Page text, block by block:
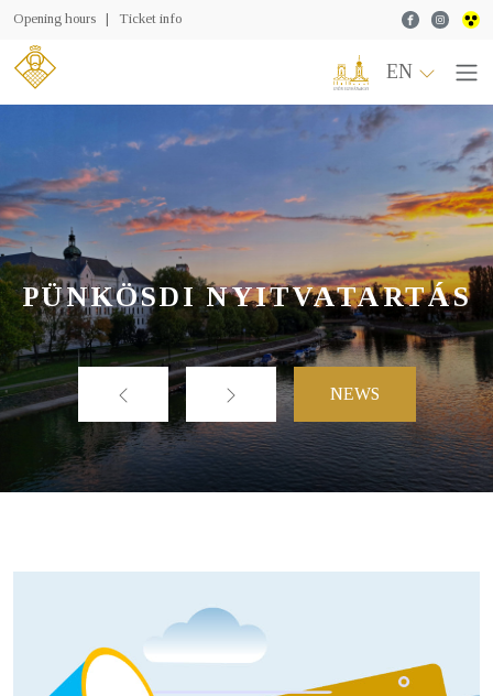
Opening hours | Ticket info Facebook
EN
PÜNKÖSDI NYITVATARTÁS
NEWS